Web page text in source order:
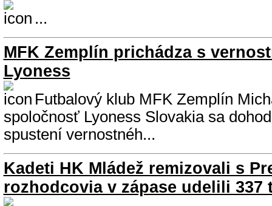
...
MFK Zemplín prichádza s
Lyoness
Futbalový klub MFK Zemplín
spoločnosť Lyoness Slovakia sa
spustení vernostnéh...
Kadeti HK Mládež remizovali s
rozhodcovia v zápase udelili 337